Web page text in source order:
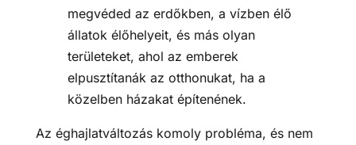
megvéded az erdőkben, a vízben élő
állatok élőhelyeit, és más olyan
területeket, ahol az emberek
elpusztítanák az otthonukat, ha a
közelben házakat építenének.
Az éghajlatváltozás komoly probléma, és nem